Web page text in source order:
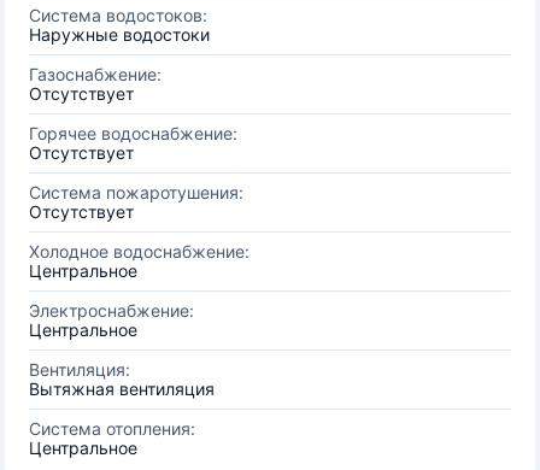
Система водостоков:
Наружные водостоки
Газоснабжение:
Отсутствует
Горячее водоснабжение:
Отсутствует
Система пожаротушения:
Отсутствует
Холодное водоснабжение:
Центральное
Электроснабжение:
Центральное
Вентиляция:
Вытяжная вентиляция
Система отопления:
Центральное